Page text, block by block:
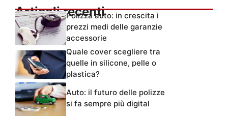
Articoli recentiPolizza auto: in crescita i
prezzi medi delle garanzie
accessorie
Quale cover scegliere tra
quelle in silicone, pelle o
plastica?
Auto: il futuro delle polizze
si fa sempre più digital